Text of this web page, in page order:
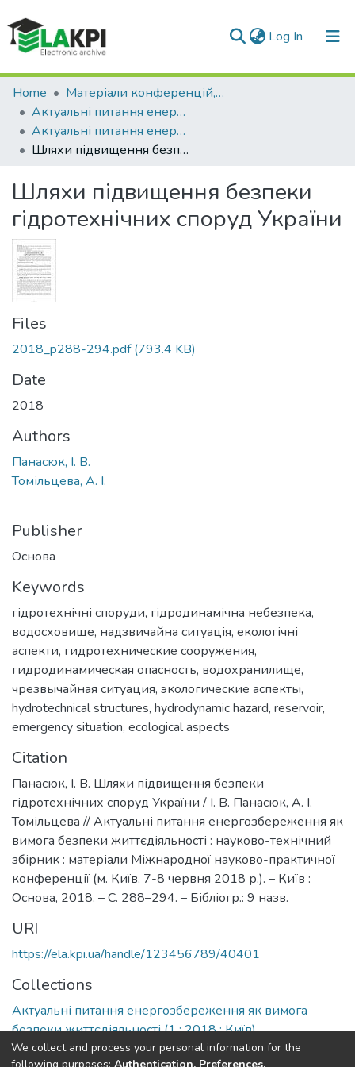
Log In (current)
Communities & Collections
All of DSpace
Statistics
Home
Матеріали конференцій, семінарів і т.п.
Актуальні питання енергозбереження як вимога безпеки життєдіяльності
Актуальні питання енергозбереження як вимога безпеки життєдіяльності (1 ; 2018 ; Київ)
Шляхи підвищення безпеки гідротехнічних споруд України
Шляхи підвищення безпеки
гідротехнічних споруд України
Files
2018_p288-294.pdf(793.4 KB)
Date
2018
Authors
Панасюк, І. В.
Томільцева, А. І.
Publisher
Основа
Keywords
гідротехнічні споруди, гідродинамічна небезпека,
водосховище, надзвичайна ситуація, екологічні
аспекти, гидротехнические сооружения,
гидродинамическая опасность, водохранилище,
чрезвычайная ситуация, экологические аспекты,
hydrotechnical structures, hydrodynamic hazard, reservoir,
emergency situation, ecological aspects
Citation
Панасюк, І. В. Шляхи підвищення безпеки
гідротехнічних споруд України / І. В. Панасюк, А. І.
Томільцева // Актуальні питання енергозбереження як
вимога безпеки життєдіяльності : науково-технічний
збірник : матеріали Міжнародної науково-практичної
конференції (м. Київ, 7-8 червня 2018 р.). – Київ :
Основа, 2018. – С. 288–294. – Бібліогр.: 9 назв.
URI
https://ela.kpi.ua/handle/123456789/40401
Collections
Актуальні питання енергозбереження як вимога
безпеки життєдіяльності (1 ; 2018 ; Київ)
We collect and process your personal information for the